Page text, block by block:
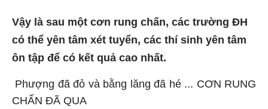
Vậy là sau một cơn rung chấn, các trường ĐH
có thể yên tâm xét tuyển, các thí sinh yên tâm
ôn tập để có kết quả cao nhất.
Phượng đã đỏ và bằng lăng đã hé ... CƠN RUNG
CHẤN ĐÃ QUA